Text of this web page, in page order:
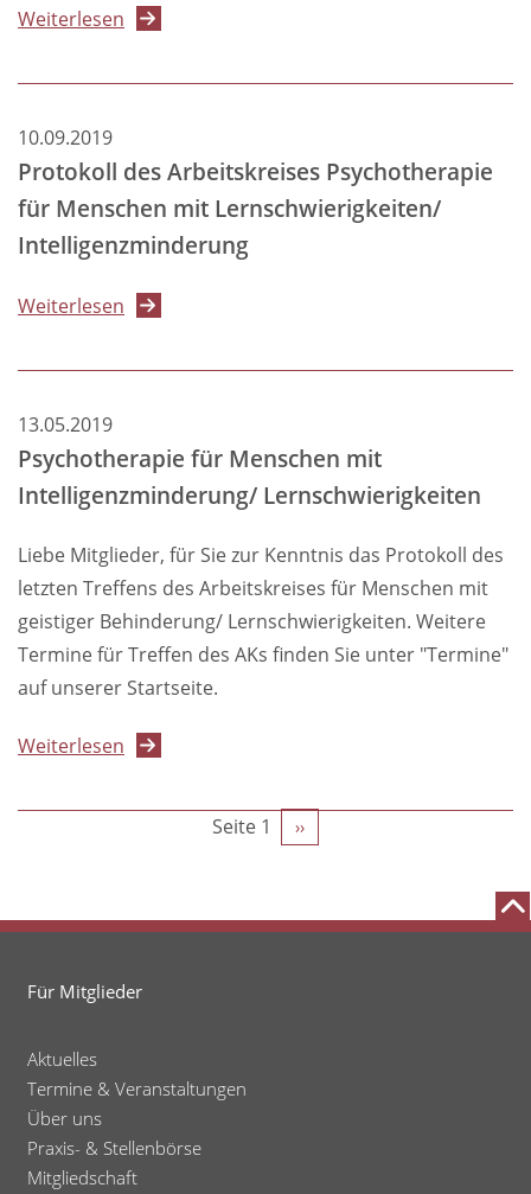
Weiterlesen über
des
für
Menschen
mit
10.09.2019
Protokoll des Arbeitskreises Psychotherapie
für Menschen mit Lernschwierigkeiten/
Intelligenzminderung
Weiterlesen über
des
für
Menschen
Lernschwierigkeiten/
Intelligenzminderung
13.05.2019
Psychotherapie für Menschen mit
Intelligenzminderung/ Lernschwierigkeiten
Liebe Mitglieder, für Sie zur Kenntnis das Protokoll des
letzten Treffens des Arbeitskreises für Menschen mit
geistiger Behinderung/ Lernschwierigkeiten. Weitere
Termine für Treffen des AKs finden Sie unter "Termine"
auf unserer Startseite.
Weiterlesen über
für
SeitennummerierungSeite 1
Nächste
››
Für Mitglieder
Aktuelles
Termine & Veranstaltungen
Über uns
Praxis- & Stellenbörse
Mitgliedschaft